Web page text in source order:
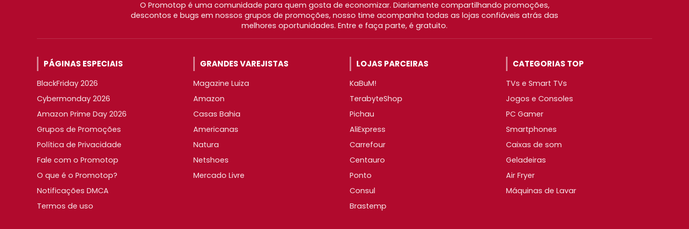
O Promotop é uma comunidade para quem gosta de economizar. Diariamente compartilhando promoções,
descontos e bugs em nossos grupos de promoções, nosso time acompanha todas as lojas confiáveis atrás das
melhores oportunidades. Entre e faça parte, é gratuito.
PÁGINAS ESPECIAIS
BlackFriday 2026
Cybermonday 2026
Amazon Prime Day 2026
Grupos de Promoções
Política de Privacidade
Fale com o Promotop
O que é o Promotop?
Notificações DMCA
Termos de uso
GRANDES VAREJISTAS
Magazine Luiza
Amazon
Casas Bahia
Americanas
Natura
Netshoes
Mercado Livre
LOJAS PARCEIRAS
KaBuM!
TerabyteShop
Pichau
AliExpress
Carrefour
Centauro
Ponto
Consul
Brastemp
CATEGORIAS TOP
TVs e Smart TVs
Jogos e Consoles
PC Gamer
Smartphones
Caixas de som
Geladeiras
Air Fryer
Máquinas de Lavar